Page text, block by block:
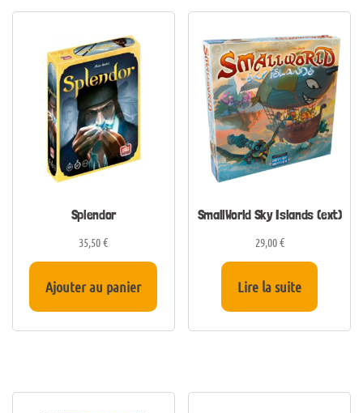
Splendor
35,50€
Ajouter au panier
SmallWorld Sky Islands (ext)
29,00€
Lire la suite